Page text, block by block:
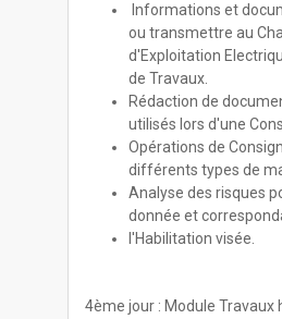
Informations et
ou transmettre au
d'Exploitation
de Travaux.
Rédaction de
utilisés lors d'une
Opérations de
différents types de
Analyse des risques
donnée et
l'Habilitation visée.
4ème jour : Module Travaux